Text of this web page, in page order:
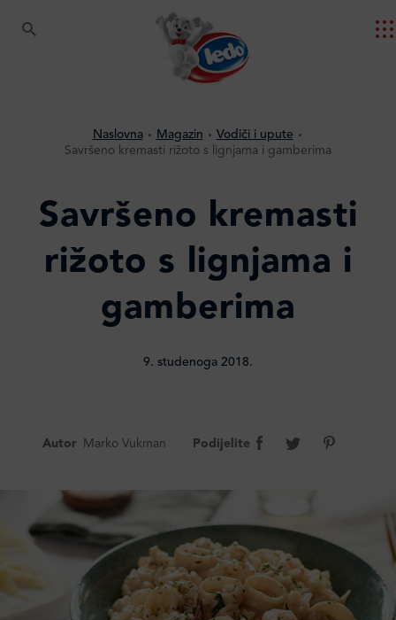
Naslovna Magazin
Vodiči i upute
Savršeno kremasti rižoto s lignjama i gamberima
Savršeno kremasti
rižoto s lignjama i
gamberima
9. studenoga 2018.
Autor Marko Vukman Podijelite